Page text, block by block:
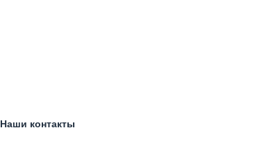
Наши контакты